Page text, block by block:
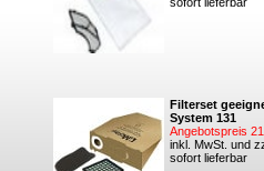
Filterset
System 131
Angebotspreis
inkl. MwSt. und
sofort lieferbar